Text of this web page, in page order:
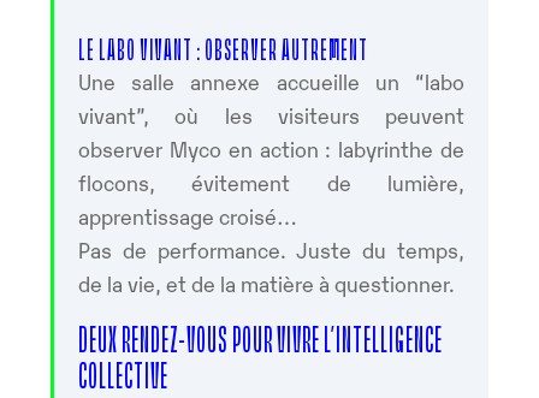
LE LABO VIVANT : OBSERVER AUTREMENT
Une salle annexe accueille un “labo
vivant”, où les visiteurs peuvent
observer Myco en action : labyrinthe de
flocons, évitement de lumière,
apprentissage croisé…
Pas de performance. Juste du temps,
de la vie, et de la matière à questionner.
DEUX RENDEZ-VOUS POUR VIVRE L’INTELLIGENCE
COLLECTIVE